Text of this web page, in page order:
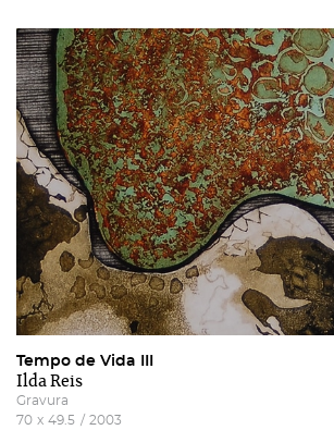
Tempo de Vida III
Ilda Reis
Gravura
70 x 49.5 / 2003